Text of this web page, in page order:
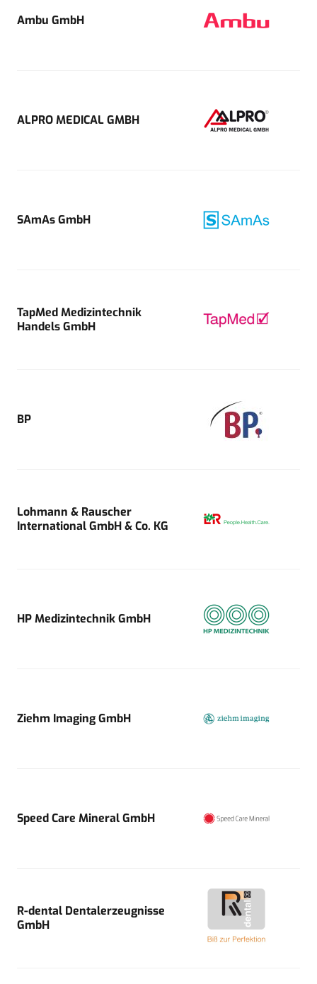
Ambu GmbH
ALPRO MEDICAL GMBH
SAmAs GmbH
TapMed Medizintechnik
Handels GmbH
BP
Lohmann & Rauscher
International GmbH & Co. KG
HP Medizintechnik GmbH
Ziehm Imaging GmbH
Speed Care Mineral GmbH
R-dental Dentalerzeugnisse
GmbH